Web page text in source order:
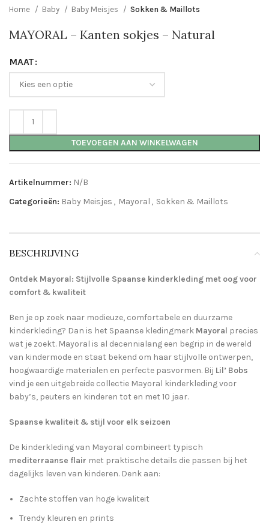
Home Baby Baby Meisjes Sokken & Maillots
MAYORAL – Kanten sokjes – Natural
MAAT
TOEVOEGEN AAN WINKELWAGEN
Artikelnummer: N/B
Categorieën: Baby Meisjes , Mayoral , Sokken & Maillots
BESCHRIJVING
Ontdek Mayoral: Stijlvolle Spaanse kinderkleding met oog voor
comfort & kwaliteit
Ben je op zoek naar modieuze, comfortabele en duurzame
kinderkleding? Dan is het Spaanse kledingmerk Mayoral precies
wat je zoekt. Mayoral is al decennialang een begrip in de wereld
van kindermode en staat bekend om haar stijlvolle ontwerpen,
hoogwaardige materialen en perfecte pasvormen. Bij Lil’ Bobs
vind je een uitgebreide collectie Mayoral kinderkleding voor
baby’s, peuters en kinderen tot en met 10 jaar.
Spaanse kwaliteit & stijl voor elk seizoen
De kinderkleding van Mayoral combineert typisch
mediterraanse flair met praktische details die passen bij het
dagelijks leven van kinderen. Denk aan:
Zachte stoffen van hoge kwaliteit
Trendy kleuren en prints